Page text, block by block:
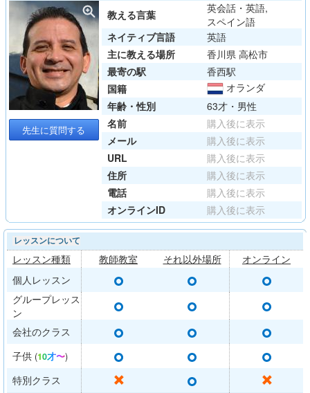
先生に質問する
教える言葉
英会話・英語,
スペイン語
ネイティブ言語
英語
主に教える場所
香川県 高松市
最寄の駅
香西駅
国籍
オランダ
年齢・性別
63才・男性
名前
購入後に表示
メール
購入後に表示
URL
購入後に表示
住所
購入後に表示
電話
購入後に表示
オンラインID
購入後に表示
レッスンについて
レッスン種類 教師教室 それ以外場所
オンライン
個人レッスン
○ ○ ○
グループレッス
ン
○ ○ ○
会社のクラス ○ ○ ○
子供 (10才〜) ○ ○ ○
特別クラス ✕ ○ ✕